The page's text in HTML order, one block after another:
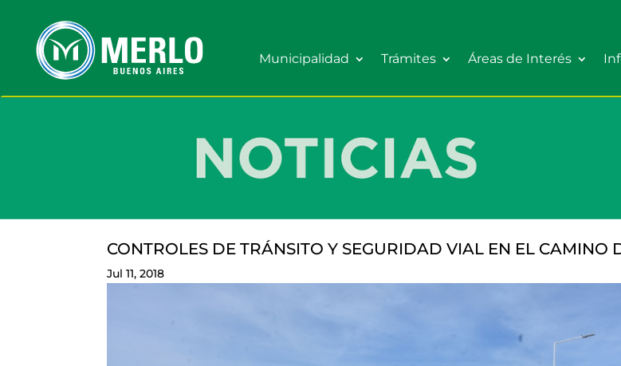
Municipalidad Trámites Áreas de Interés
CONTROLES DE TRÁNSITO Y SEGURIDAD VIAL EN EL CAMINO
Jul 11, 2018